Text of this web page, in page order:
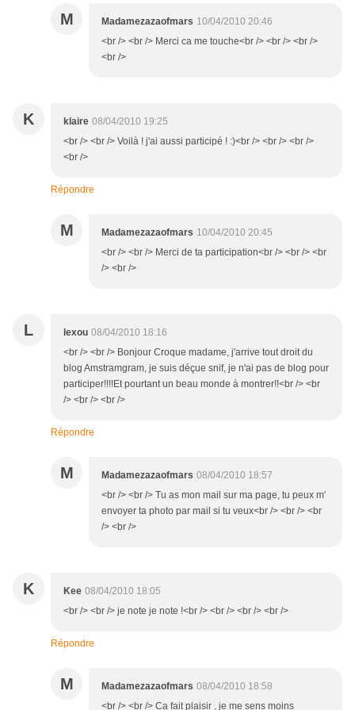
M Madamezazaofmars 10/04/2010 20:46
<br /> <br /> Merci ca me touche<br /> <br /> <br />
<br />
K klaire 08/04/2010 19:25
<br /> <br /> Voilà ! j'ai aussi participé ! :)<br /> <br /> <br />
<br />
Répondre
M Madamezazaofmars 10/04/2010 20:45
<br /> <br /> Merci de ta participation<br /> <br /> <br
/> <br />
L lexou 08/04/2010 18:16
<br /> <br /> Bonjour Croque madame, j'arrive tout droit du
blog Amstramgram, je suis déçue snif, je n'ai pas de blog pour
participer!!!!Et pourtant un beau monde à montrer!!<br /> <br
/> <br /> <br />
Répondre
M Madamezazaofmars 08/04/2010 18:57
<br /> <br /> Tu as mon mail sur ma page, tu peux m'
envoyer ta photo par mail si tu veux<br /> <br /> <br
/> <br />
K Kee 08/04/2010 18:05
<br /> <br /> je note je note !<br /> <br /> <br /> <br />
Répondre
M Madamezazaofmars 08/04/2010 18:58
<br /> <br /> Ca fait plaisir , je me sens moins